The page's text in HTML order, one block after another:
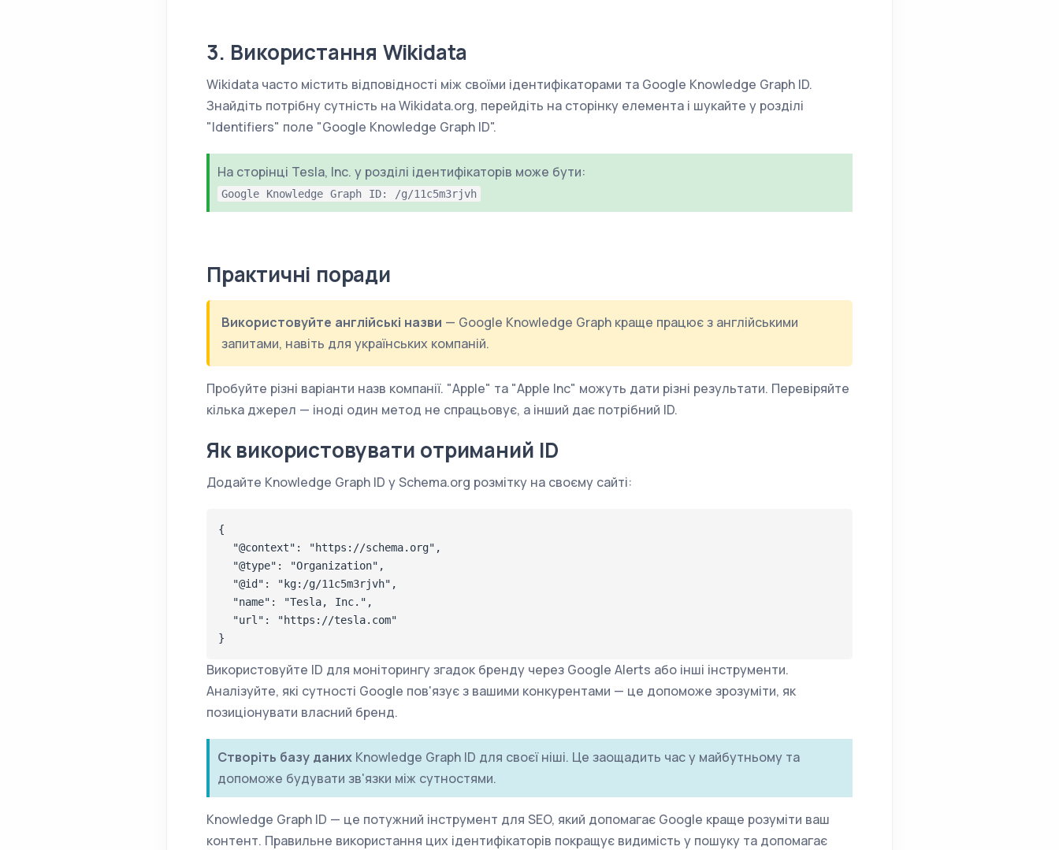
3. Використання Wikidata
Wikidata часто містить відповідності між своїми ідентифікаторами та Google Knowledge Graph ID.
Знайдіть потрібну сутність на Wikidata.org, перейдіть на сторінку елемента і шукайте у розділі
"Identifiers" поле "Google Knowledge Graph ID".
На сторінці Tesla, Inc. у розділі ідентифікаторів може бути:
Google Knowledge Graph ID: /g/11c5m3rjvh
Практичні поради
Використовуйте англійські назви — Google Knowledge Graph краще працює з англійськими
запитами, навіть для українських компаній.
Пробуйте різні варіанти назв компанії. "Apple" та "Apple Inc" можуть дати різні результати. Перевіряйте
кілька джерел — іноді один метод не спрацьовує, а інший дає потрібний ID.
Як використовувати отриманий ID
Додайте Knowledge Graph ID у Schema.org розмітку на своєму сайті:
{
  "@context": "https://schema.org",
  "@type": "Organization",
  "@id": "kg:/g/11c5m3rjvh",
  "name": "Tesla, Inc.",
  "url": "https://tesla.com"
}
Використовуйте ID для моніторингу згадок бренду через Google Alerts або інші інструменти.
Аналізуйте, які сутності Google пов'язує з вашими конкурентами — це допоможе зрозуміти, як
позиціонувати власний бренд.
Створіть базу даних Knowledge Graph ID для своєї ніші. Це заощадить час у майбутньому та
допоможе будувати зв'язки між сутностями.
Knowledge Graph ID — це потужний інструмент для SEO, який допомагає Google краще розуміти ваш
контент. Правильне використання цих ідентифікаторів покращує видимість у пошуку та допомагає